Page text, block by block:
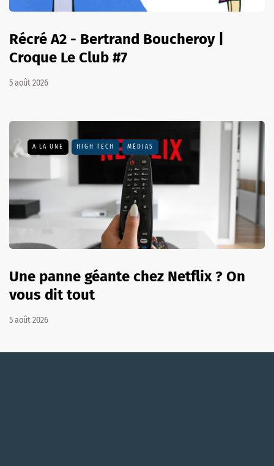
Récré A2 - Bertrand Boucheroy |
Croque Le Club #7
5 août 2026
A LA UNE HIGH TECH MÉDIAS
Une panne géante chez Netflix ? On
vous dit tout
5 août 2026